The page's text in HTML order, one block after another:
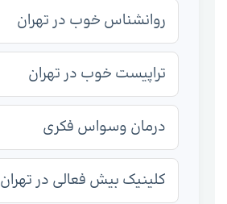
روانشناس خوب در تهران
تراپیست خوب در تهران
درمان وسواس فکری
کلینیک بیش فعالی در تهران